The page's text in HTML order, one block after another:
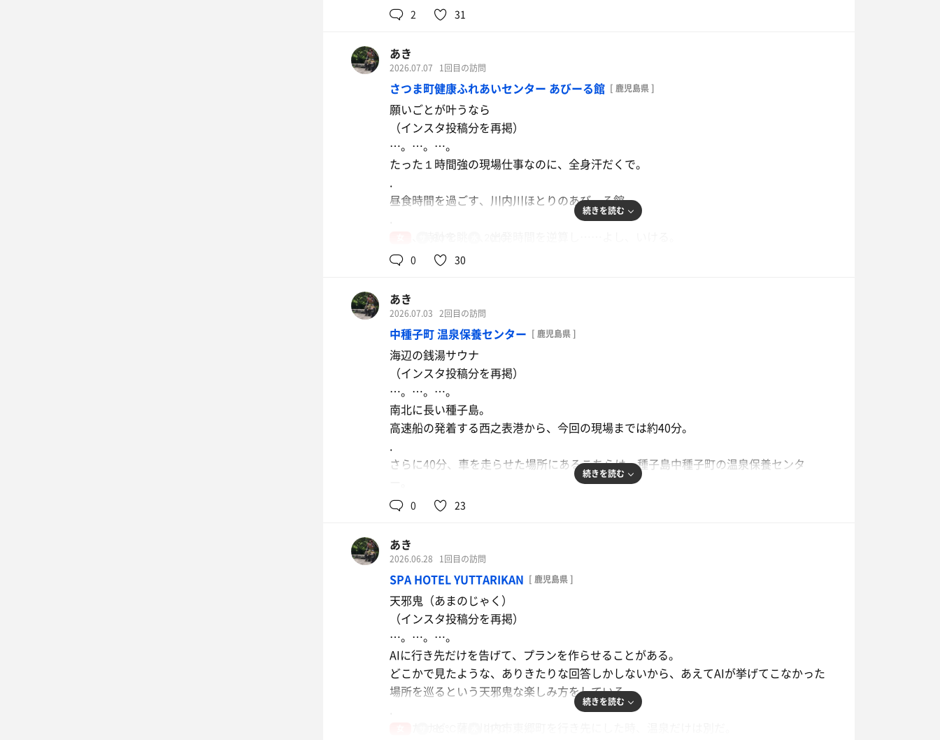
娘だから遠慮がない。悪気もない。
.
今度は、やっぱりひとりで行こう。
しろくまジュニア
あんこが入ってて、美味しい！
暑くなりそうな空気をまといながらの外気浴。
.
自分の幸せを他人任せにしない。
そう決めてから、ずいぶん生きやすくなった。
.
事実、こうして朝サウナを選ぶことができている。
.
.
朝イチで気持ちいいくらいに効いている空調。
誰かが整えてくれた空間。
これは、誰かのおかげ。
おかげさま。
お茶
.
あちゃ、ロウリュサウナがあるのは、たしか「たけやま」の日だったな。
.
同行していた弟と時間を合わせ、
「では、後ほど」と二手に分かれた。
.
以前の施設をあまり覚えていないため、どこがリニューアルされたのかは、正直よくわ
からない。
.
ひとつ言えるのは、開けにくい靴ロッカーと脱衣ロッカーは、そのままのような気がす
る。（開けにくいよね😅）
.
あー、これ好きなやつ。
中できる。
.
フラットなととのい椅子に寝転ぶ。
内気浴が気持ちいいわねぇ。
昼間から、なんとも贅沢な時間。
.
お次はドライサウナ。
遠赤外線のよくあるタイプだけれど、座面がかなり熱くなるので、ビーチサンダルが置
いてあるのが面白い。
なんとか8分耐える。
水風呂は20度くらいかな。
.
再びフラットなととのい椅子へ。
.
ここで個人的に気になったのが排水計画。
ととのい椅子の下に排水しきれない水が溜まっていて、もう少し流下能力を確保しても
よかったのでは、と感じた。
ついでに言うと、水風呂から上がる階段は「水みち」ができていて、足を取られそうに
なる場面も。
.
重大なインシデントにつながる前に、ヒヤリハット対策をお願いしたいところ。
2 31
あき
2026.07.07 1回目の訪問
さつま町健康ふれあいセンター あびーる館 [ 鹿児島県 ]
願いごとが叶うなら
（インスタ投稿分を再掲）
…。…。…。
たった１時間強の現場仕事なのに、全身汗だくで。
.
昼食時間を過ごす、川内川ほとりのあびーる館。
.
こんなこともあろうかと、着替えとタオル、それに出張用のアメニティを持ってきて正
.
80度設定のサウナ。プールのような深さの水風呂。
露天風呂もあるが、今回は遠慮しておこう。
.
「整う」とまではいかないものの、仕上げの水風呂でクールダウン。汗を流して、さっ
ぱりできた。
今日は七夕🎋
もしも願いが叶うなら、
『35度超えが珍しかった、あの夏を取り戻せますように。』
そう願いたいよ🙄
お茶
続きを読む
0 30
あき
2026.07.03 2回目の訪問
中種子町 温泉保養センター [ 鹿児島県 ]
海辺の銭湯サウナ
（インスタ投稿分を再掲）
…。…。…。
南北に長い種子島。
高速船の発着する西之表港から、今回の現場までは約40分。
.
さらに40分、車を走らせた場所にあるこちらは、種子島中種子町の温泉保養センタ
.
.
出張２日目。
同伴したひとりを帰し、貴重な自分時間をドライブと温泉で過ごす。
前回の滞在時にも利用させてもらったが、その時はカラスの行水並みの短時間利用。
今夜はじっくり過ごそうか。
こちらの特長は、なんといってもマジックミラー。
.
温泉から海岸道路を望むことができる。
……むしろ見えてるんじゃないか｡あちらからも👀
続きを読む
0 23
あき
2026.06.28 1回目の訪問
SPA HOTEL YUTTARIKAN [ 鹿児島県 ]
天邪鬼（あまのじゃく）
（インスタ投稿分を再掲）
…。…。…。
AIに行き先だけを告げて、プランを作らせることがある。
どこかで見たような、ありきたりな回答しかしないから、あえてAIが挙げてこなかった
場所を巡るという天邪鬼な楽しみ方をしている。
.
続きを読む